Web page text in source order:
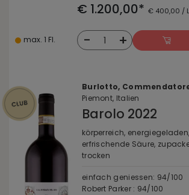
€ 1.200,00* € 400,00 /
max. 1 Fl. - 1 +
Burlotto, Commendatore
Piemont, Italien
Barolo 2022
körperreich,
erfrischende Säure,
trocken
einfach geniessen: 94/100
Robert Parker : 94/100